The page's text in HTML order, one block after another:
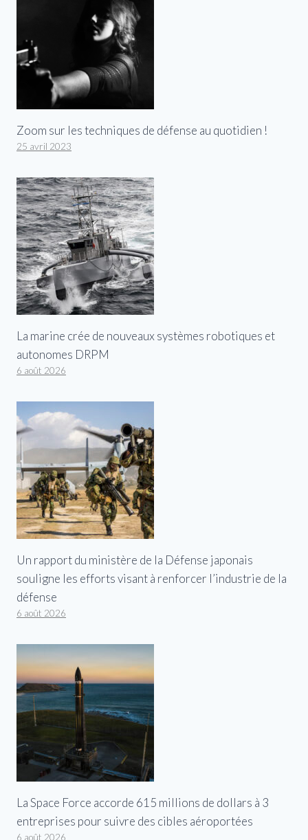
Zoom sur les techniques de défense au quotidien !
25 avril 2023
La marine crée de nouveaux systèmes robotiques et
autonomes DRPM
6 août 2026
Un rapport du ministère de la Défense japonais
souligne les efforts visant à renforcer l’industrie de la
défense
6 août 2026
La Space Force accorde 615 millions de dollars à 3
entreprises pour suivre des cibles aéroportées
6 août 2026